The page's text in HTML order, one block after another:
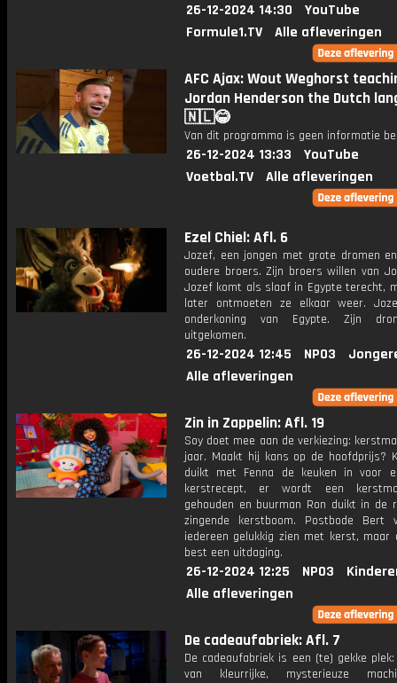
26-12-2024 14:30
YouTube
Formule1.TV
Alle afleveringen
AFC Ajax: Wout Weghorst
Jordan Henderson the Dutch
🇳🇱😂
Van dit programma is geen informatie
26-12-2024 13:33
YouTube
Voetbal.TV
Alle afleveringen
Ezel Chiel: Afl. 6
Jozef, een jongen met grote dromen
oudere broers. Zijn broers willen van
Jozef komt als slaaf in Egypte terecht,
later ontmoeten ze elkaar weer.
onderkoning van Egypte. Zijn
uitgekomen.
26-12-2024 12:45 NPO3
Alle afleveringen
Zin in Zappelin: Afl. 19
Soy doet mee aan de verkiezing:
jaar. Maakt hij kans op de hoofdprijs?
duikt met Fenna de keuken in voor
kerstrecept, er wordt een
gehouden en buurman Ron duikt in de
zingende kerstboom. Postbode Bert
iedereen gelukkig zien met kerst,
best een uitdaging.
26-12-2024 12:25 NPO3
Alle afleveringen
De cadeaufabriek: Afl. 7
De cadeaufabriek is een (te) gekke
van kleurrijke, mysterieuze